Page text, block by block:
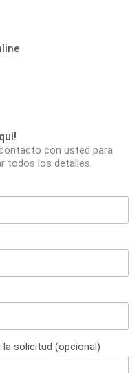
con usted para
todos los detalles.
solicitud (opcional)